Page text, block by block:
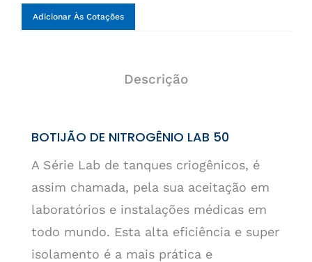
Adicionar Às Cotações
Descrição
BOTIJÃO DE NITROGÊNIO LAB 50
A Série Lab de tanques criogênicos, é
assim chamada, pela sua aceitação em
laboratórios e instalações médicas em
todo mundo. Esta alta eficiência e super
isolamento é a mais prática e